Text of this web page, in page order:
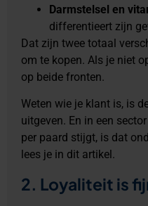
Darmstelsel en
differentieert zijn
Dat zijn twee totaal
om te kopen. Als je niet
op beide fronten.
Weten wie je klant is, is
uitgeven. En in een
per paard stijgt, is dat
lees je in dit artikel.
2. Loyaliteit is